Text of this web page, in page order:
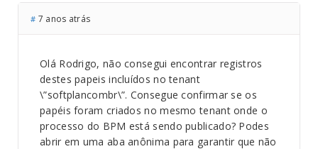
# 7 anos atrás
Olá Rodrigo, não consegui encontrar registros
destes papeis incluídos no tenant
\”softplancombr\”. Consegue confirmar se os
papéis foram criados no mesmo tenant onde o
processo do BPM está sendo publicado? Podes
abrir em uma aba anônima para garantir que não